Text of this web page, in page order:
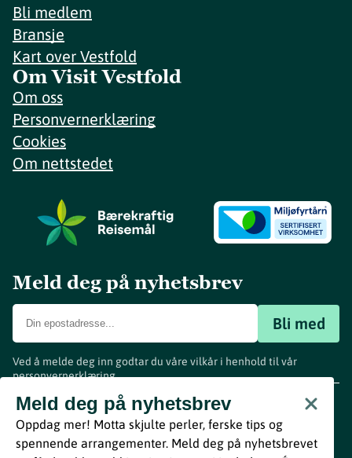
Bli medlem
Bransje
Kart over Vestfold
Om Visit Vestfold
Om oss
Personvernerklæring
Cookies
Om nettstedet
Meld deg på nyhetsbrev
Bli med
Ved å melde deg inn godtar du våre vilkår i henhold til vår
personvernerklæring.
Meld deg på nyhetsbrev
Oppdag mer! Motta skjulte perler, ferske tips og
spennende arrangementer. Meld deg på nyhetsbrevet
www.visitvestfold.com
Turistinformasjon
Vestfold Fylkeskommune